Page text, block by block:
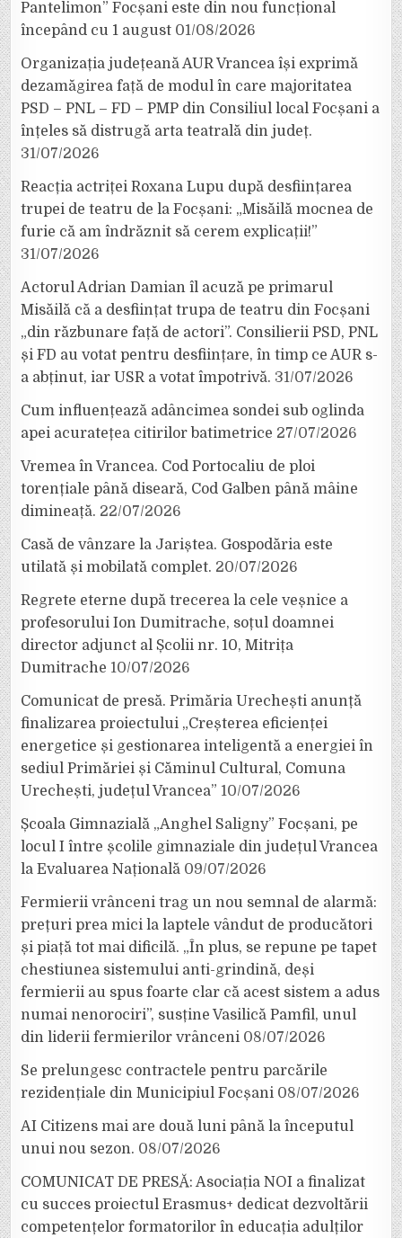
Pantelimon” Focșani este din nou funcțional
începând cu 1 august 01/08/2026
Organizația județeană AUR Vrancea își exprimă
dezamăgirea față de modul în care majoritatea
PSD – PNL – FD – PMP din Consiliul local Focșani a
înțeles să distrugă arta teatrală din județ.
31/07/2026
Reacția actriței Roxana Lupu după desființarea
trupei de teatru de la Focșani: „Misăilă mocnea de
furie că am îndrăznit să cerem explicații!”
31/07/2026
Actorul Adrian Damian îl acuză pe primarul
Misăilă că a desființat trupa de teatru din Focșani
„din răzbunare față de actori”. Consilierii PSD, PNL
și FD au votat pentru desființare, în timp ce AUR s-
a abținut, iar USR a votat împotrivă. 31/07/2026
Cum influențează adâncimea sondei sub oglinda
apei acuratețea citirilor batimetrice 27/07/2026
Vremea în Vrancea. Cod Portocaliu de ploi
torențiale până diseară, Cod Galben până mâine
dimineață. 22/07/2026
Casă de vânzare la Jariștea. Gospodăria este
utilată și mobilată complet. 20/07/2026
Regrete eterne după trecerea la cele veșnice a
profesorului Ion Dumitrache, soțul doamnei
director adjunct al Școlii nr. 10, Mitrița
Dumitrache 10/07/2026
Comunicat de presă. Primăria Urechești anunță
finalizarea proiectului „Creșterea eficienței
energetice și gestionarea inteligentă a energiei în
sediul Primăriei și Căminul Cultural, Comuna
Urechești, județul Vrancea” 10/07/2026
Școala Gimnazială „Anghel Saligny” Focșani, pe
locul I între școlile gimnaziale din județul Vrancea
la Evaluarea Națională 09/07/2026
Fermierii vrânceni trag un nou semnal de alarmă:
prețuri prea mici la laptele vândut de producători
și piață tot mai dificilă. „În plus, se repune pe tapet
chestiunea sistemului anti-grindină, deși
fermierii au spus foarte clar că acest sistem a adus
numai nenorociri”, susține Vasilică Pamfil, unul
din liderii fermierilor vrânceni 08/07/2026
Se prelungesc contractele pentru parcările
rezidențiale din Municipiul Focșani 08/07/2026
AI Citizens mai are două luni până la începutul
unui nou sezon. 08/07/2026
COMUNICAT DE PRESĂ: Asociația NOI a finalizat
cu succes proiectul Erasmus+ dedicat dezvoltării
competențelor formatorilor în educația adulților